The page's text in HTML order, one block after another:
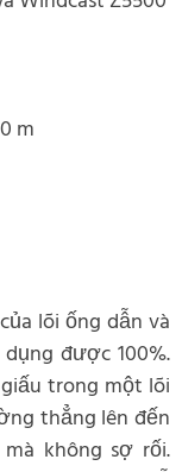
m
lõi ống dẫn và
được 100%.
trong một lõi
thẳng lên đến
không sợ rối.